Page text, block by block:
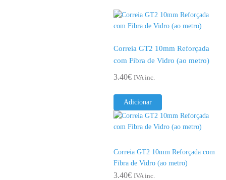
Correia GT2 10mm Reforçada
com Fibra de Vidro (ao metro)
3.40€ IVA inc.
Adicionar
Correia GT2 10mm Reforçada com
Fibra de Vidro (ao metro)
3.40€ IVA inc.